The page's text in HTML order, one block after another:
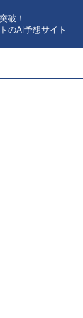
破！
のAI予想サイト